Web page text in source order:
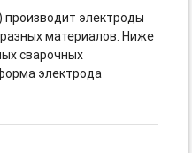
производит электроды
материалов. Ниже
сварочных
электрода